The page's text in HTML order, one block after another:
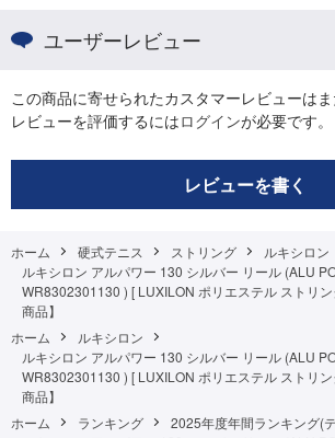
ユーザーレビュー
この商品に寄せられたカスタマーレビューはま
レビューを評価するにはログインが必要です。
レビューを書く
ホーム 硬式テニス ストリング
ルキシロン
ルキシロン アルパワー 130 シルバー リール (ALU
WR8302301130 ) [ LUXILON ポリエステル ストリ
商品】
ホーム
ルキシロン
ルキシロン アルパワー 130 シルバー リール (ALU
WR8302301130 ) [ LUXILON ポリエステル ストリ
商品】
ホーム
ランキング
2025年度年間ランキング(